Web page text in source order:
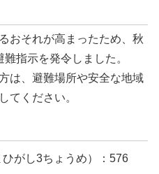
おそれが高まったため、秋
指示を発令しました。
は、避難場所や安全な地域
てください。
がし3ちょうめ）：576